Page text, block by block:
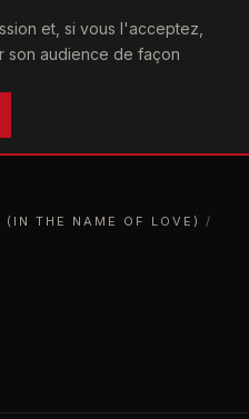
et, si vous l'acceptez,
son audience de façon
(IN THE NAME OF LOVE) /